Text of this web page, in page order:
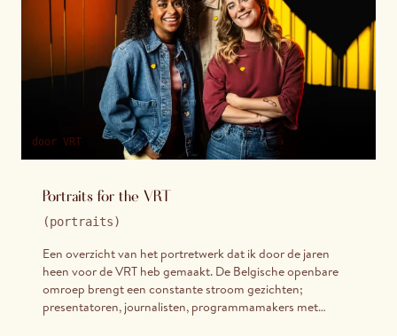
door VRT
Portraits for the VRT
(portraits)
Een overzicht van het portretwerk dat ik door de jaren
heen voor de VRT heb gemaakt. De Belgische openbare
omroep brengt een constante stroom gezichten;
presentatoren, journalisten, programmamakers met